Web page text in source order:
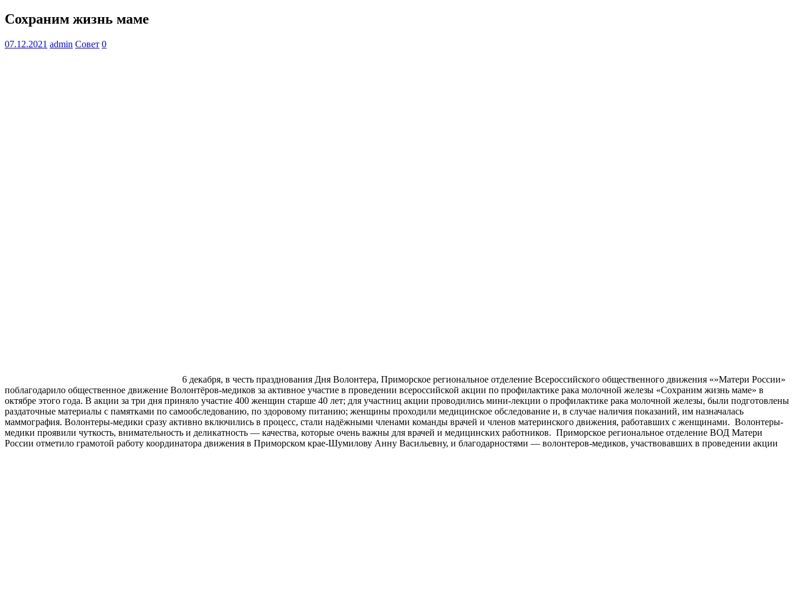
Сохраним жизнь маме
07.12.2021 admin Совет 0
6 декабря, в честь празднования Дня Волонтера, Приморское региональное отделение Всероссийского общественного движения «»Матери России»
поблагодарило общественное движение Волонтёров-медиков за активное участие в проведении всероссийской акции по профилактике рака молочной железы «Сохраним жизнь маме» в
октябре этого года. В акции за три дня приняло участие 400 женщин старше 40 лет; для участниц акции проводились мини-лекции о профилактике рака молочной железы, были подготовлены
раздаточные материалы с памятками по самообследованию, по здоровому питанию; женщины проходили медицинское обследование и, в случае наличия показаний, им назначалась
маммография. Волонтеры-медики сразу активно включились в процесс, стали надёжными членами команды врачей и членов материнского движения, работавших с женщинами. Волонтеры-
медики проявили чуткость, внимательность и деликатность — качества, которые очень важны для врачей и медицинских работников. Приморское региональное отделение ВОД Матери
России отметило грамотой работу координатора движения в Приморском крае-Шумилову Анну Васильевну, и благодарностями — волонтеров-медиков, участвовавших в проведении акции